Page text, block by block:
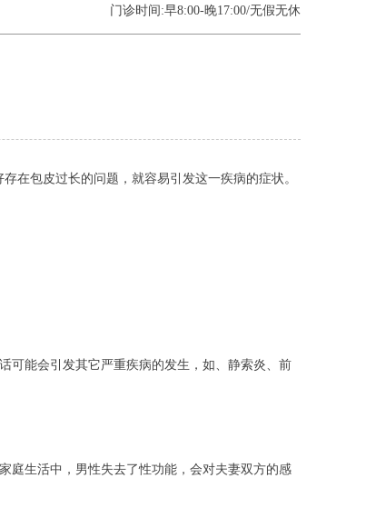
门诊时间:早8:00-晚17:00/无假无休
在包皮过长的问题，就容易引发这一疾病的症状。
可能会引发其它严重疾病的发生，如、静索炎、前
庭生活中，男性失去了性功能，会对夫妻双方的感